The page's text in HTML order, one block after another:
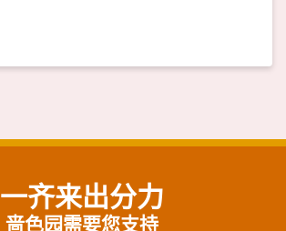
一齐来出分力
啬色园需要您支持